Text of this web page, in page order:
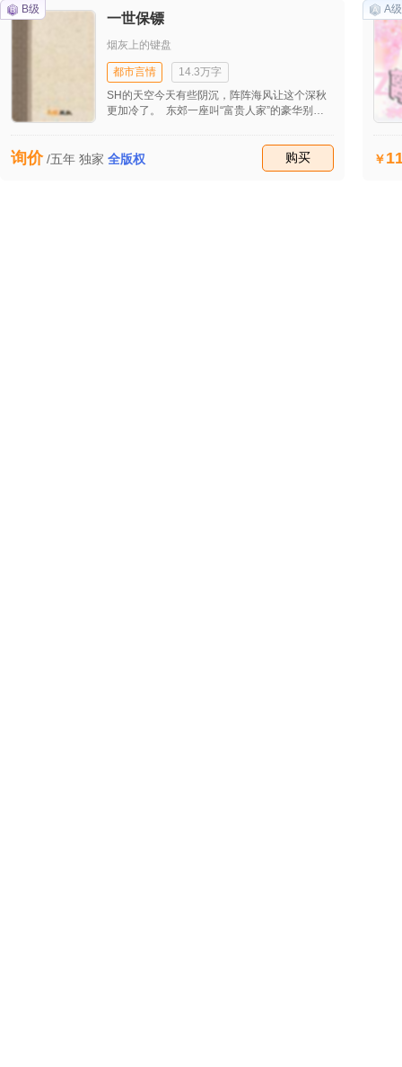
B级
一世保镖
烟灰上的键盘
都市言情
14.3万字
SH的天空今天有些阴沉，阵阵海风让这个深秋
更加冷了。 东郊一座叫“富贵人家”的豪华别墅
的牛仔裤。本来十分俊朗的面孔，却与那被风吹
得如同乱鸡窝的头发很不搭配，整个人看上去十
询价 /五年 独家 全版权 购买
A级